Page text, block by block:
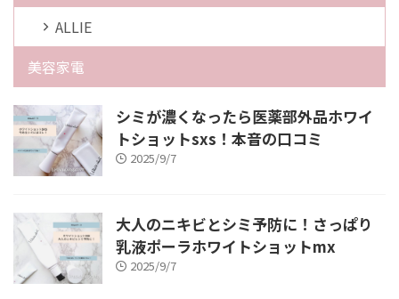
ALLIE
美容家電
シミが濃くなったら医薬部外品ホワイ
トショットsxs！本音の口コミ
2025/9/7
大人のニキビとシミ予防に！さっぱり
乳液ポーラホワイトショットmx
2025/9/7